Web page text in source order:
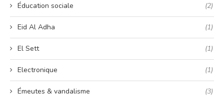
Éducation sociale (2)
Eid Al Adha (1)
El Sett (1)
Electronique (1)
Émeutes & vandalisme (3)